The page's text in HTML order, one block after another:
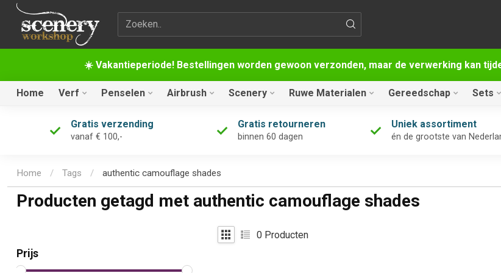
☀️ Vakantieperiode! Bestellingen worden gewoon verzonden, maar de verwerking kan
Zoekterm
Home Verf Penselen Airbrush Scenery Ruwe Materialen Gereedschap Sets
Gratis verzending
vanaf € 100,-
Gratis retourneren
binnen 60 dagen
Uniek assortiment
én de grootste van
Home / Tags / authentic camouflage shades
Producten getagd met authentic camouflage shades
Prijs
0 Producten